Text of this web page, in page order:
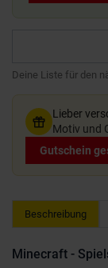
Deine Liste für den
Lieber
Motiv und
Gutschein
Beschreibung
Minecraft -